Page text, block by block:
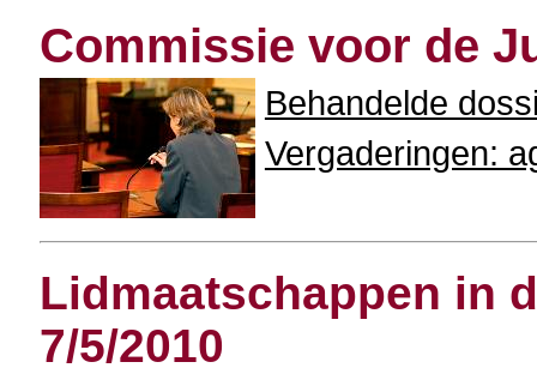
Commissie voor de
Behandelde
Vergaderingen:
Lidmaatschappen in
7/5/2010